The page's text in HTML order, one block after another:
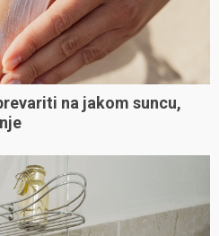
na jakom suncu,